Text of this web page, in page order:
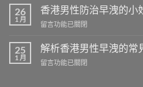
陽
藥
商
–
專
港
男
性
防
早
洩
26
1 月
香港男性防治早洩的小
在
港
男
性
留言功能已關閉
25
1 月
解析香港男性早洩的常
在
留言功能已關閉